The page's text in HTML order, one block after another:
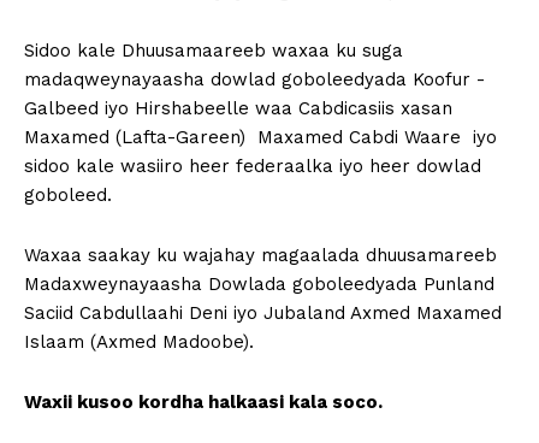
Sidoo kale Dhuusamaareeb waxaa ku suga
madaqweynayaasha dowlad goboleedyada Koofur -
Galbeed iyo Hirshabeelle waa Cabdicasiis xasan
Maxamed (Lafta-Gareen) Maxamed Cabdi Waare iyo
sidoo kale wasiiro heer federaalka iyo heer dowlad
goboleed.
Waxaa saakay ku wajahay magaalada dhuusamareeb
Madaxweynayaasha Dowlada goboleedyada Punland
Saciid Cabdullaahi Deni iyo Jubaland Axmed Maxamed
Islaam (Axmed Madoobe).
Waxii kusoo kordha halkaasi kala soco.